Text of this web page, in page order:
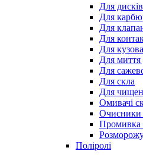
Для дисків
Для
Для
Для
Для кузова
Для миття
Для
Для скла
Для
Омивачі
Очисники
Промивка
Поліролі